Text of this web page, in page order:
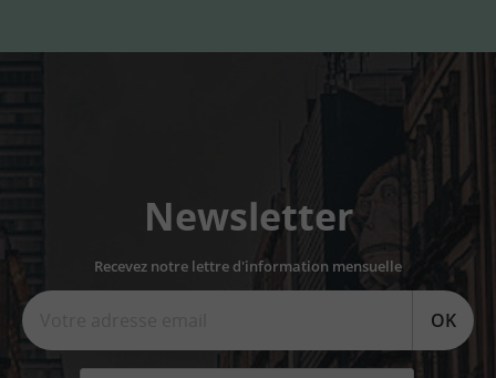
Newsletter
Recevez notre lettre d'information mensuelle
OK